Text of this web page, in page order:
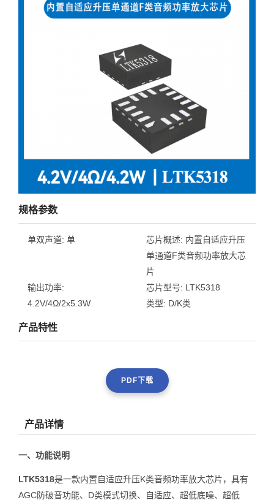
规格参数
单双声道: 单 芯片概述: 内置自适应升压
单通道F类音频功率放大芯
片
输出功率:
4.2V/4Ω/2x5.3W
芯片型号: LTK5318
类型: D/K类
产品特性
PDF下载
产品详情
一、功能说明
LTK5318是一款内置自适应升压K类音频功率放大芯片，具有
AGC防破音功能、D类模式切换、自适应、超低底噪、超低